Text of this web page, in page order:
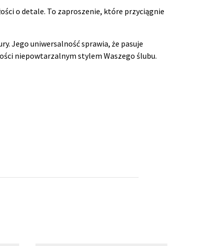
o detale. To zaproszenie, które przyciągnie
Jego uniwersalność sprawia, że pasuje
niepowtarzalnym stylem Waszego ślubu.